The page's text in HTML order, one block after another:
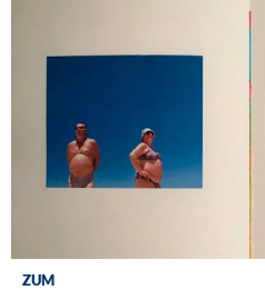
ZUM
DISCOGRAFIA BRASILEIRA
RÁDIO BATUTA